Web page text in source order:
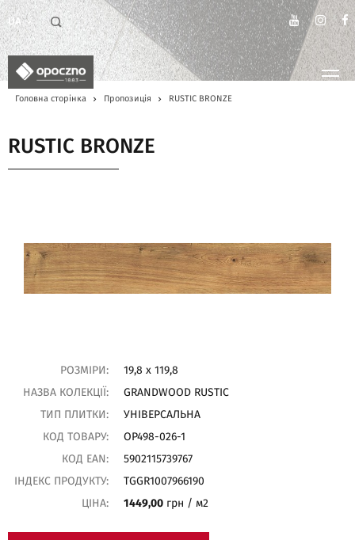
UA
Головна сторінка Пропозиція RUSTIC BRONZE
RUSTIC BRONZE
РОЗМІРИ:
19,8 x 119,8
НАЗВА КОЛЕКЦІЇ:
GRANDWOOD RUSTIC
ТИП ПЛИТКИ:
УНІВЕРСАЛЬНА
КОД ТОВАРУ:
OP498-026-1
КОД EAN:
5902115739767
ІНДЕКС ПРОДУКТУ:
TGGR1007966190
ЦІНА:
1449,00 грн / м2